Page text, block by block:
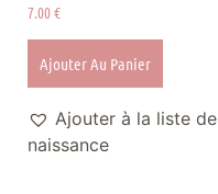
7.00€
Ajouter Au Panier
Ajouter à la liste de
naissance